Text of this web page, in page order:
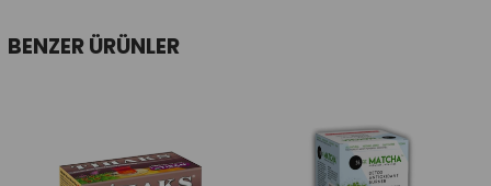
BENZER ÜRÜNLER